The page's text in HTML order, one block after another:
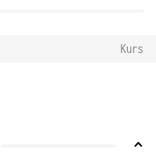
Kurs